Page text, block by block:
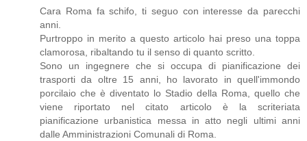
Cara Roma fa schifo, ti seguo con interesse da parecchi
anni.
Purtroppo in merito a questo articolo hai preso una toppa
clamorosa, ribaltando tu il senso di quanto scritto.
Sono un ingegnere che si occupa di pianificazione dei
trasporti da oltre 15 anni, ho lavorato in quell'immondo
porcilaio che è diventato lo Stadio della Roma, quello che
viene riportato nel citato articolo è la scriteriata
pianificazione urbanistica messa in atto negli ultimi anni
dalle Amministrazioni Comunali di Roma.